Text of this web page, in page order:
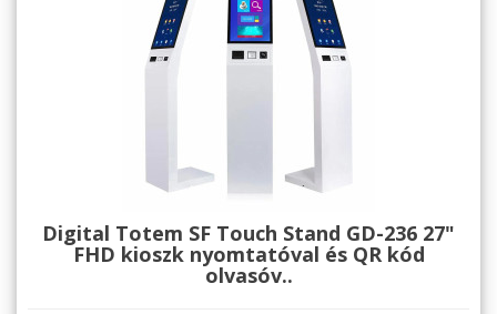
Digital Totem SF Touch Stand GD-236 27"
FHD kioszk nyomtatóval és QR kód
olvasóv..